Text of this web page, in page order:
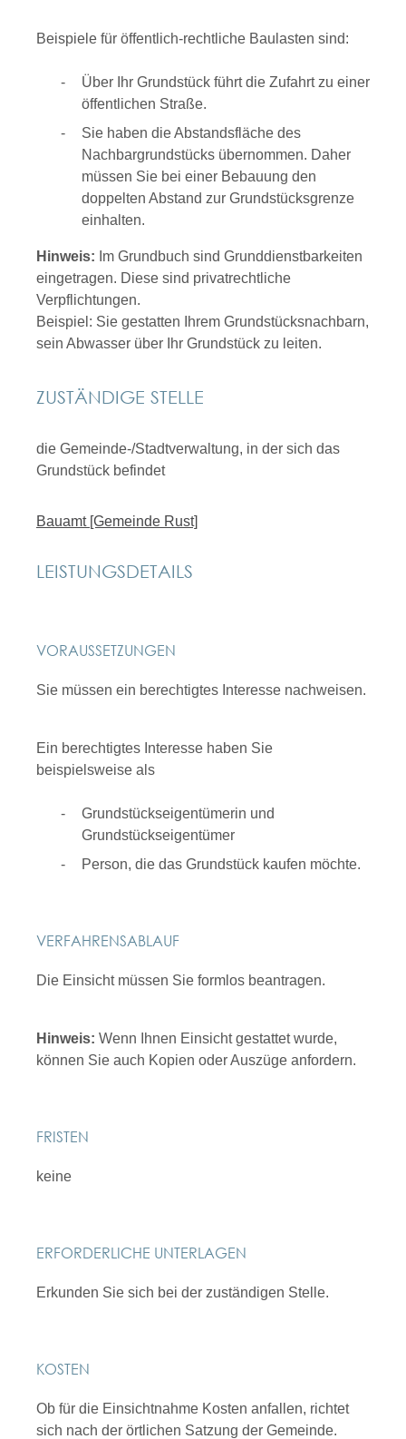
Beispiele für öffentlich-rechtliche Baulasten sind:
Über Ihr Grundstück führt die Zufahrt zu einer
öffentlichen Straße.
Sie haben die Abstandsfläche des
Nachbargrundstücks übernommen. Daher
müssen Sie bei einer Bebauung den
doppelten Abstand zur Grundstücksgrenze
einhalten.
Hinweis: Im Grundbuch sind Grunddienstbarkeiten
eingetragen. Diese sind privatrechtliche
Verpflichtungen.
Beispiel: Sie gestatten Ihrem Grundstücksnachbarn,
sein Abwasser über Ihr Grundstück zu leiten.
ZUSTÄNDIGE STELLE
die Gemeinde-/Stadtverwaltung, in der sich das
Grundstück befindet
Bauamt [Gemeinde Rust]
LEISTUNGSDETAILS
VORAUSSETZUNGEN
Sie müssen ein berechtigtes Interesse nachweisen.
Ein berechtigtes Interesse haben Sie
beispielsweise als
Grundstückseigentümerin und
Grundstückseigentümer
Person, die das Grundstück kaufen möchte.
VERFAHRENSABLAUF
Die Einsicht müssen Sie formlos beantragen.
Hinweis: Wenn Ihnen Einsicht gestattet wurde,
können Sie auch Kopien oder Auszüge anfordern.
FRISTEN
keine
ERFORDERLICHE UNTERLAGEN
Erkunden Sie sich bei der zuständigen Stelle.
KOSTEN
Ob für die Einsichtnahme Kosten anfallen, richtet
sich nach der örtlichen Satzung der Gemeinde.